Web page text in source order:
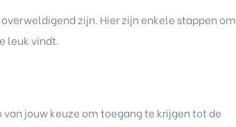
zijn. Hier zijn enkele stappen om
leuk vindt.
jouw keuze om toegang te krijgen tot de